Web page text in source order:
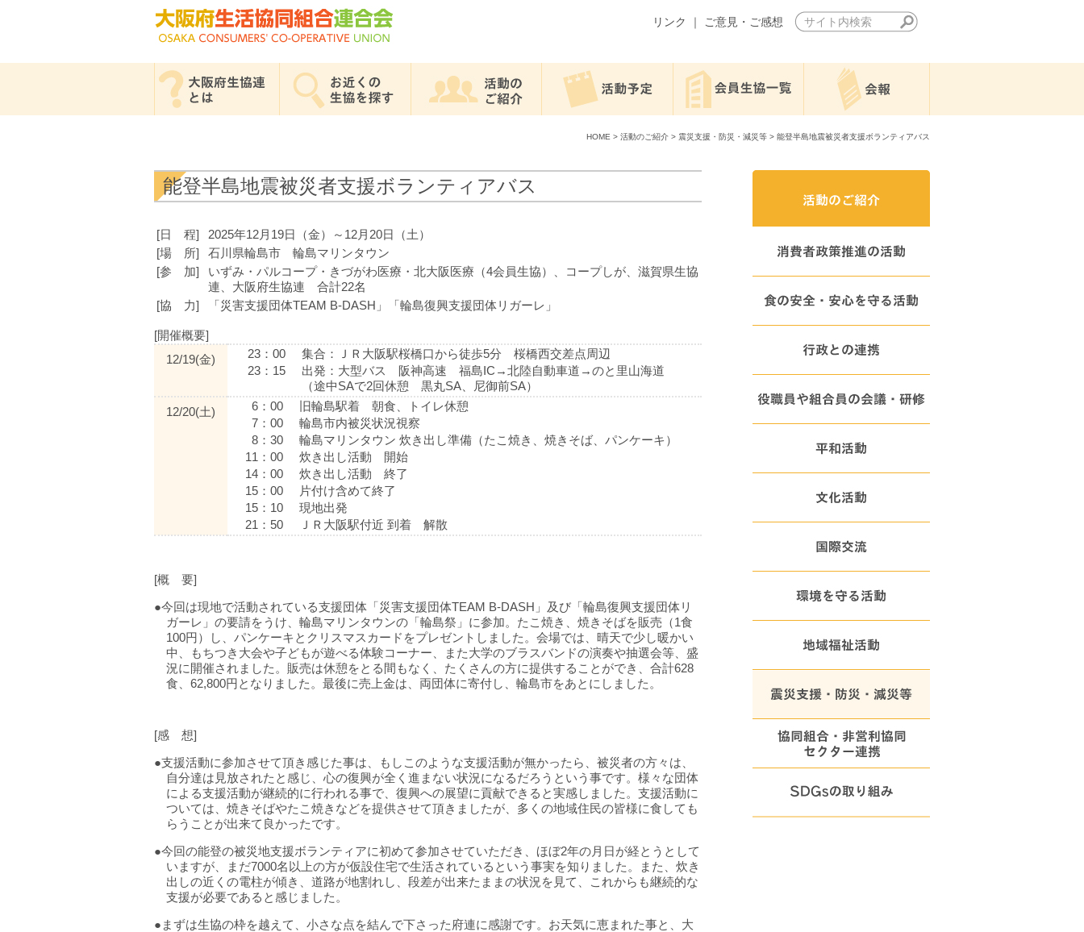
リンク ｜ ご意見・ご感想
HOME > 活動のご紹介 > 震災支援・防災・減災等 > 能登半島地震被災者支援ボランティアバス
能登半島地震被災者支援ボランティアバス
[日 程]
2025年12月19日（金）～12月20日（土）
[場 所]
石川県輪島市 輪島マリンタウン
[参 加]
いずみ・パルコープ・きづがわ医療・北大阪医療（4会員生協）、コープしが、滋賀県生協
連、大阪府生協連 合計22名
[協 力]
「災害支援団体TEAM B-DASH」「輪島復興支援団体リガーレ」
[開催概要]
12/19(金)
23：00
集合：ＪＲ大阪駅桜橋口から徒歩5分 桜橋西交差点周辺
23：15
出発：大型バス 阪神高速 福島IC→北陸自動車道→のと里山海道
（途中SAで2回休憩 黒丸SA、尼御前SA）
12/20(土)
6：00
旧輪島駅着 朝食、トイレ休憩
7：00
輪島市内被災状況視察
8：30
輪島マリンタウン 炊き出し準備（たこ焼き、焼きそば、パンケーキ）
11：00
炊き出し活動 開始
14：00
炊き出し活動 終了
15：00
片付け含めて終了
15：10
現地出発
21：50
ＪＲ大阪駅付近 到着 解散
[概 要]
●今回は現地で活動されている支援団体「災害支援団体TEAM B-DASH」及び「輪島復興支援団体リ
ガーレ」の要請をうけ、輪島マリンタウンの「輪島祭」に参加。たこ焼き、焼きそばを販売（1食
100円）し、パンケーキとクリスマスカードをプレゼントしました。会場では、晴天で少し暖かい
中、もちつき大会や子どもが遊べる体験コーナー、また大学のブラスバンドの演奏や抽選会等、盛
況に開催されました。販売は休憩をとる間もなく、たくさんの方に提供することができ、合計628
食、62,800円となりました。最後に売上金は、両団体に寄付し、輪島市をあとにしました。
[感 想]
●支援活動に参加させて頂き感じた事は、もしこのような支援活動が無かったら、被災者の方々は、
自分達は見放されたと感じ、心の復興が全く進まない状況になるだろうという事です。様々な団体
による支援活動が継続的に行われる事で、復興への展望に貢献できると実感しました。支援活動に
ついては、焼きそばやたこ焼きなどを提供させて頂きましたが、多くの地域住民の皆様に食しても
らうことが出来て良かったです。
●今回の能登の被災地支援ボランティアに初めて参加させていただき、ほぼ2年の月日が経とうとして
いますが、まだ7000名以上の方が仮設住宅で生活されているという事実を知りました。また、炊き
出しの近くの電柱が傾き、道路が地割れし、段差が出来たままの状況を見て、これからも継続的な
支援が必要であると感じました。
●まずは生協の枠を越えて、小さな点を結んで下さった府連に感謝です。お天気に恵まれた事と、大